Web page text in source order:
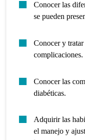
Conocer las
se pueden
Conocer y
complicaciones.
Conocer las
diabéticas.
Adquirir las
el manejo y